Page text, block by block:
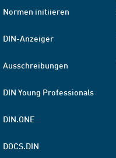
Normen initiieren
DIN-Anzeiger
Ausschreibungen
DIN Young Professionals
DIN.ONE
DOCS.DIN